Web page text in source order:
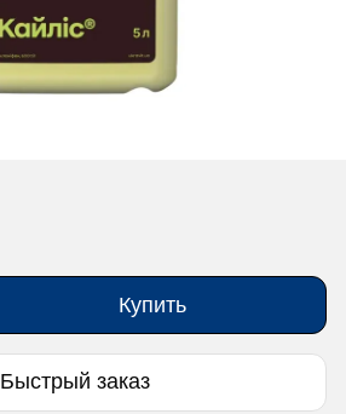
Купить
Быстрый заказ